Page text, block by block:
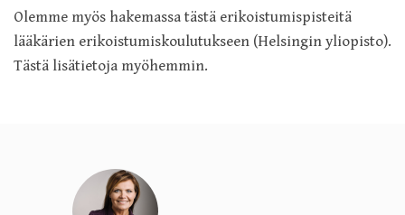
Olemme myös hakemassa tästä erikoistumispisteitä
lääkärien erikoistumiskoulutukseen (Helsingin yliopisto).
Tästä lisätietoja myöhemmin.